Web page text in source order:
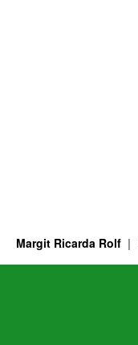
Margit Ricarda Rolf